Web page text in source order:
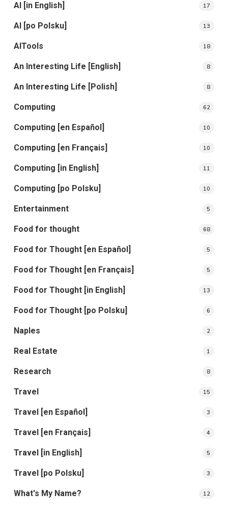
AI [in English] 17
AI [po Polsku] 13
AITools 18
An Interesting Life [English] 8
An Interesting Life [Polish] 8
Computing 62
Computing [en Español] 10
Computing [en Français] 10
Computing [in English] 11
Computing [po Polsku] 10
Entertainment 5
Food for thought 68
Food for Thought [en Español] 5
Food for Thought [en Français] 5
Food for Thought [in English] 13
Food for Thought [po Polsku] 6
Naples 2
Real Estate 1
Research 8
Travel 15
Travel [en Español] 3
Travel [en Français] 4
Travel [in English] 5
Travel [po Polsku] 3
What's My Name? 12